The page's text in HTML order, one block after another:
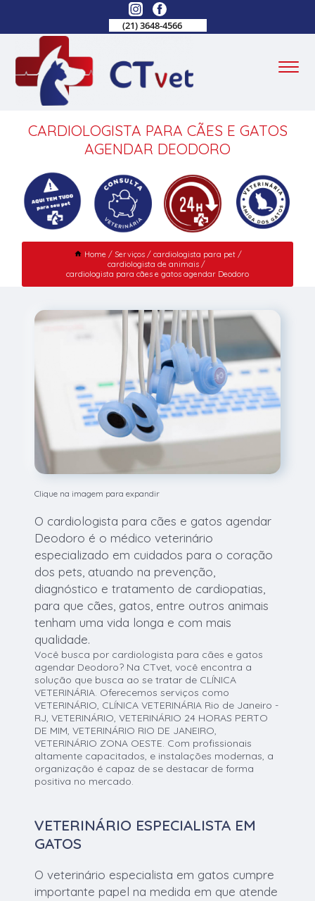
(21) 3648-4566
CARDIOLOGISTA PARA CÃES E GATOS
AGENDAR DEODORO
Home Serviços
cardiologista para pet
cardiologista de animais
cardiologista para cães e gatos agendar Deodoro
Clique na imagem para expandir
O cardiologista para cães e gatos agendar
Deodoro é o médico veterinário
especializado em cuidados para o coração
dos pets, atuando na prevenção,
diagnóstico e tratamento de cardiopatias,
para que cães, gatos, entre outros animais
tenham uma vida longa e com mais
qualidade.
Você busca por cardiologista para cães e gatos
agendar Deodoro? Na CTvet, você encontra a
solução que busca ao se tratar de CLÍNICA
VETERINÁRIA. Oferecemos serviços como
VETERINÁRIO, CLÍNICA VETERINÁRIA Rio de Janeiro -
RJ, VETERINÁRIO, VETERINÁRIO 24 HORAS PERTO
DE MIM, VETERINÁRIO RIO DE JANEIRO,
VETERINÁRIO ZONA OESTE. Com profissionais
altamente capacitados, e instalações modernas, a
organização é capaz de se destacar de forma
positiva no mercado.
VETERINÁRIO ESPECIALISTA EM
GATOS
O veterinário especialista em gatos cumpre
importante papel na medida em que atende